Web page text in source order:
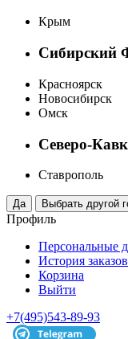
Крым
Сибирский
Красноярск
Новосибирск
Омск
Северо-
Ставрополь
Профиль
Персональные
История заказов
Корзина
Выйти
+7(495)543-89-93